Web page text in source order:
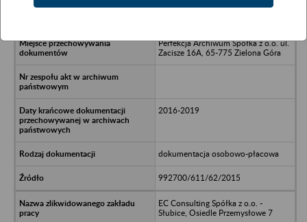
YARDLAND Spółka z o.o. - Wrocław,
Perfekcja Archiwum Spółka z o.o. ul.
Zacisze 16A, 65-775 Zielona Góra
2016-2019
dokumentacja osobowo-płacowa
992700/611/62/2015
EC Consulting Spółka z o.o. -
Słubice, Osiedle Przemysłowe 7